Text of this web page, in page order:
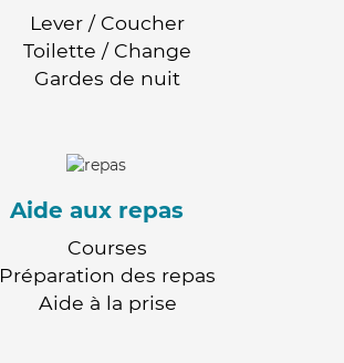
Lever / Coucher
Toilette / Change
Gardes de nuit
Aide aux repas
Courses
Préparation des repas
Aide à la prise